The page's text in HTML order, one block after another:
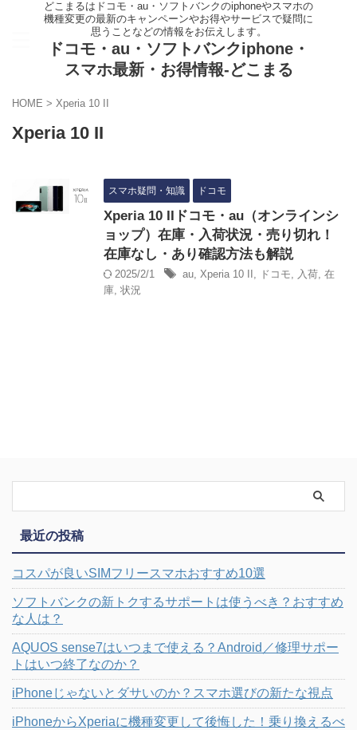
どこまるはドコモ・au・ソフトバンクのiphoneやスマホの
機種変更の最新のキャンペーンやお得やサービスで疑問に
思うことなどの情報をお伝えします。
ドコモ・au・ソフトバンクiphone・
スマホ最新・お得情報-どこまる
HOME > Xperia 10 II
Xperia 10 II
スマホ疑問・知識 ドコモ
Xperia 10 IIドコモ・au（オンラインシ
ョップ）在庫・入荷状況・売り切れ！
在庫なし・あり確認方法も解説
2025/2/1 au, Xperia 10 II , ドコモ, 入荷, 在
庫, 状況
最近の投稿
コスパが良いSIMフリースマホおすすめ10選
ソフトバンクの新トクするサポートは使うべき？おすすめ
な人は？
AQUOS sense7はいつまで使える？Android／修理サポー
トはいつ終了なのか？
iPhoneじゃないとダサいのか？スマホ選びの新たな視点
iPhoneからXperiaに機種変更して後悔した！乗り換えるべ